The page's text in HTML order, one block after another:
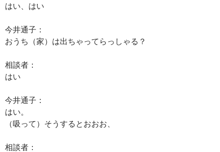
はい、はい
今井通子：
おうち（家）は出ちゃってらっしゃる？
相談者：
はい
今井通子：
はい。
（吸って）そうするとおおお、
相談者：